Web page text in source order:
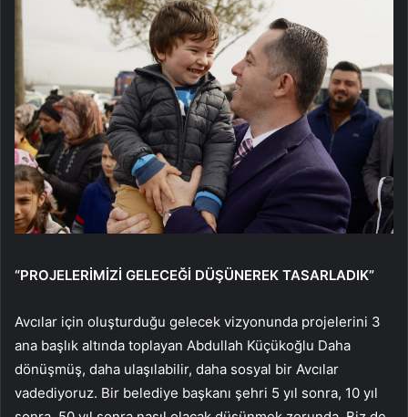
“PROJELERİMİZİ GELECEĞİ DÜŞÜNEREK TASARLADIK”
Avcılar için oluşturduğu gelecek vizyonunda projelerini 3
ana başlık altında toplayan Abdullah Küçükoğlu Daha
dönüşmüş, daha ulaşılabilir, daha sosyal bir Avcılar
vadediyoruz. Bir belediye başkanı şehri 5 yıl sonra, 10 yıl